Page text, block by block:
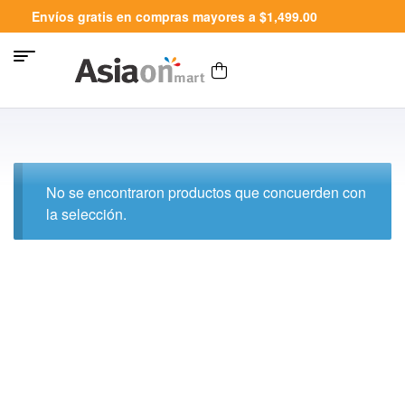
Envíos gratis en compras mayores a $1,499.00
No se encontraron productos que concuerden con
la selección.